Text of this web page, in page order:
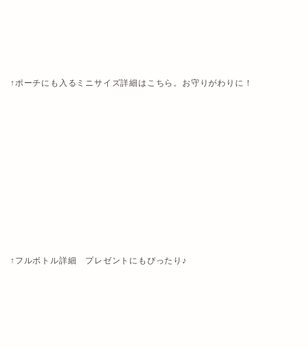
↑ポーチにも入るミニサイズ詳細はこちら。お守りがわりに！
↑フルボトル詳細 プレゼントにもぴったり♪